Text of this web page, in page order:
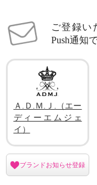
ご登録い
Push通知
Ａ.Ｄ.Ｍ.Ｊ.（エー
ディーエムジェ
イ）
ブランドお知らせ登録